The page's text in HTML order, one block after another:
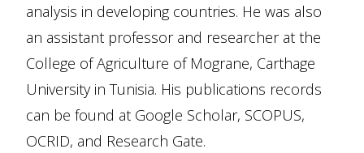
analysis in developing countries. He was also
an assistant professor and researcher at the
College of Agriculture of Mograne, Carthage
University in Tunisia. His publications records
can be found at Google Scholar, SCOPUS,
OCRID, and Research Gate.